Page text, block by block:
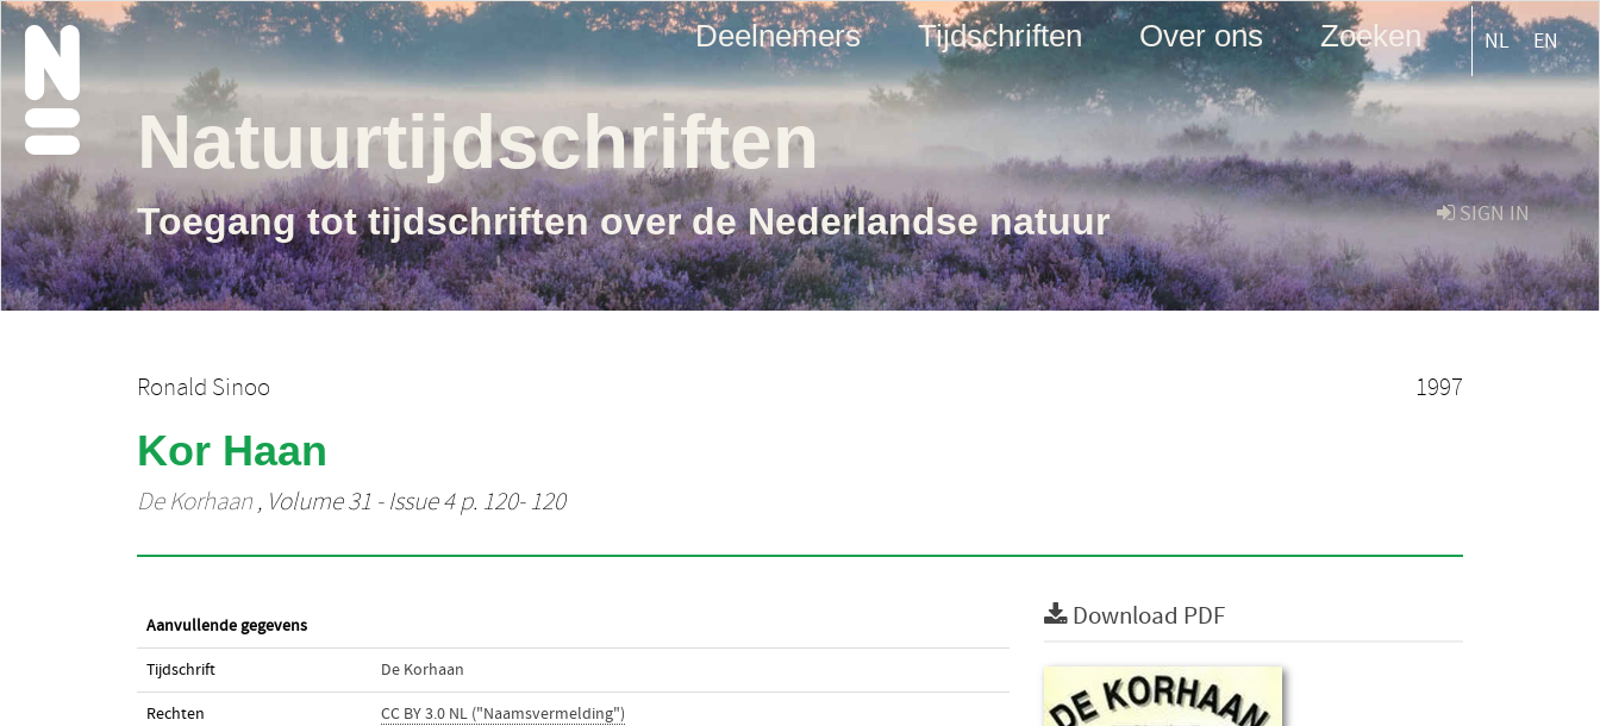
Deelnemers Tijdschriften Over ons Zoeken NL EN
SIGN IN
Natuurtijdschriften
Toegang tot tijdschriften over de Nederlandse natuur
Ronald Sinoo 1997
Kor Haan
De Korhaan, Volume 31 - Issue 4 p. 120- 120
Aanvullende gegevens
Tijdschrift De Korhaan
Rechten CC BY 3.0 NL ("Naamsvermelding")
Download PDF